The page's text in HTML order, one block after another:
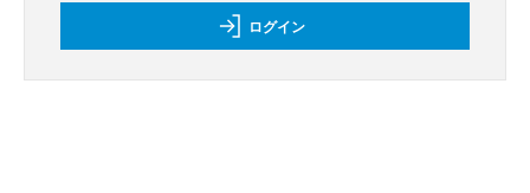
ログイン